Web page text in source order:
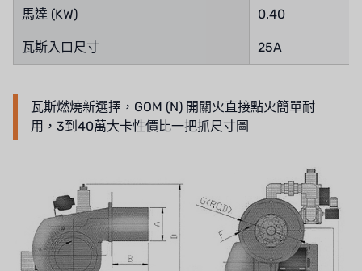
馬達 (KW) 0.40
瓦斯入口尺寸 25A
瓦斯燃燒新選擇，GOM (N) 開關火直接點火簡單耐
用，3到40萬大卡性價比一把抓尺寸圖